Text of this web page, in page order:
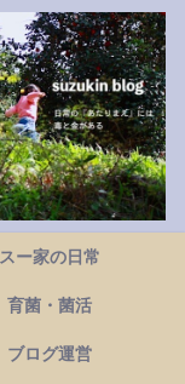
スー家の日常
育菌・菌活
ブログ運営